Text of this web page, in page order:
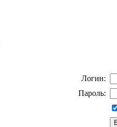
Логин:
Пароль: